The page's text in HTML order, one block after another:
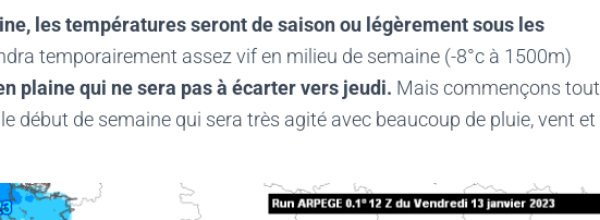
les températures seront de saison ou légèrement sous les
temporairement assez vif en milieu de semaine (-8°c à 1500m)
plaine qui ne sera pas à écarter vers jeudi. Mais commençons tout
début de semaine qui sera très agité avec beaucoup de pluie, vent et